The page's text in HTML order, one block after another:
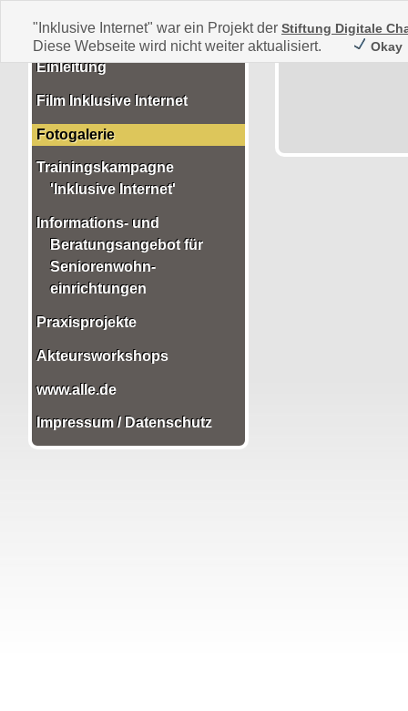
"Inklusive Internet" war ein Projekt der Stiftung Digitale
Diese Webseite wird nicht weiter aktualisiert. Okay
Einleitung
Film Inklusive Internet
Fotogalerie
Trainingskampagne
'Inklusive Internet'
Informations- und
Beratungsangebot für
Seniorenwohn-
einrichtungen
Praxisprojekte
Akteursworkshops
www.alle.de
Impressum / Datenschutz